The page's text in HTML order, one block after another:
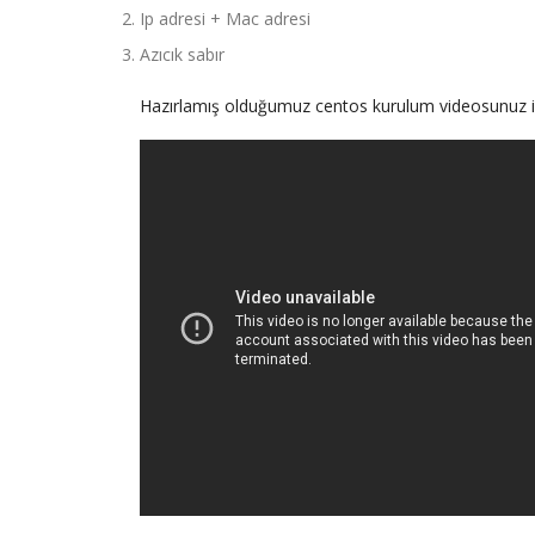
Ip adresi + Mac adresi
Azıcık sabır
Hazırlamış olduğumuz centos kurulum videosunuz